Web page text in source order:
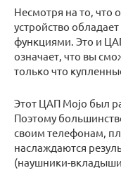
Несмотря на то, что
устройство
функциями. Это и
означает, что вы
только что
Этот ЦАП Mojo был
Поэтому
своим телефонам,
наслаждаются
(наушники-